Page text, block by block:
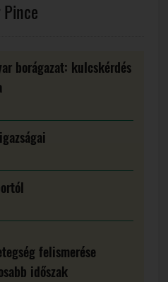
borágazat: kulcskérdés
felismerése
időszak